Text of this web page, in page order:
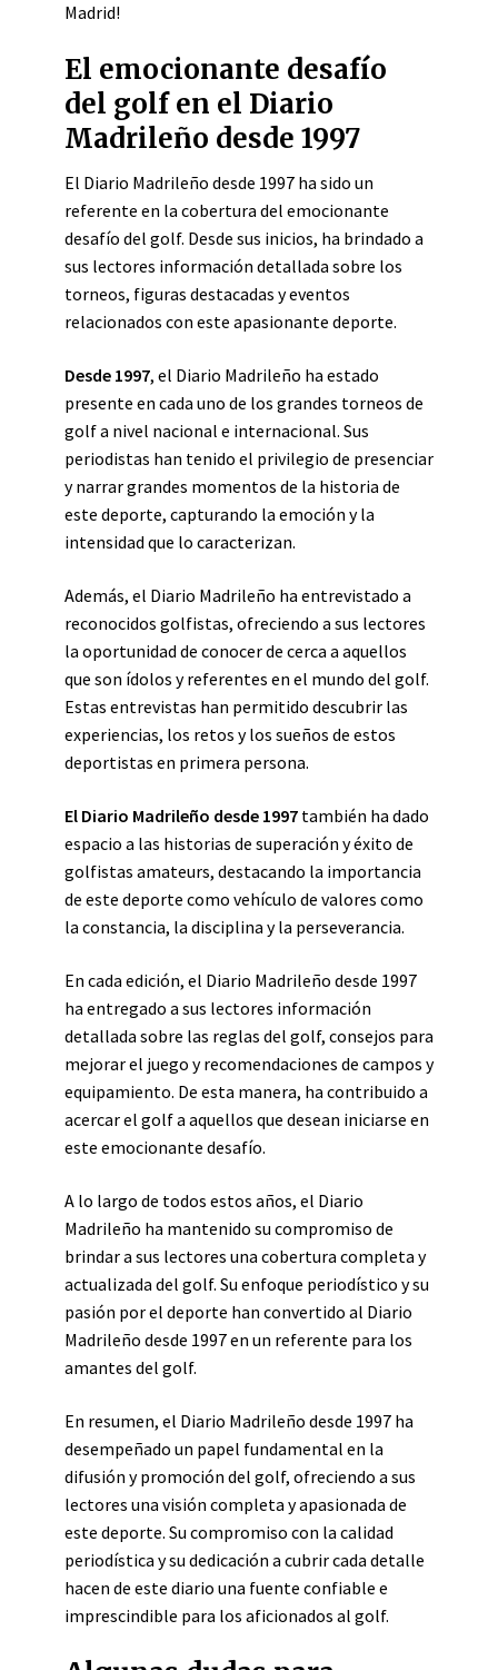
Madrid!
El emocionante desafío
del golf en el Diario
Madrileño desde 1997
El Diario Madrileño desde 1997 ha sido un
referente en la cobertura del emocionante
desafío del golf. Desde sus inicios, ha brindado a
sus lectores información detallada sobre los
torneos, figuras destacadas y eventos
relacionados con este apasionante deporte.
Desde 1997, el Diario Madrileño ha estado
presente en cada uno de los grandes torneos de
golf a nivel nacional e internacional. Sus
periodistas han tenido el privilegio de presenciar
y narrar grandes momentos de la historia de
este deporte, capturando la emoción y la
intensidad que lo caracterizan.
Además, el Diario Madrileño ha entrevistado a
reconocidos golfistas, ofreciendo a sus lectores
la oportunidad de conocer de cerca a aquellos
que son ídolos y referentes en el mundo del golf.
Estas entrevistas han permitido descubrir las
experiencias, los retos y los sueños de estos
deportistas en primera persona.
El Diario Madrileño desde 1997 también ha dado
espacio a las historias de superación y éxito de
golfistas amateurs, destacando la importancia
de este deporte como vehículo de valores como
la constancia, la disciplina y la perseverancia.
En cada edición, el Diario Madrileño desde 1997
ha entregado a sus lectores información
detallada sobre las reglas del golf, consejos para
mejorar el juego y recomendaciones de campos y
equipamiento. De esta manera, ha contribuido a
acercar el golf a aquellos que desean iniciarse en
este emocionante desafío.
A lo largo de todos estos años, el Diario
Madrileño ha mantenido su compromiso de
brindar a sus lectores una cobertura completa y
actualizada del golf. Su enfoque periodístico y su
pasión por el deporte han convertido al Diario
Madrileño desde 1997 en un referente para los
amantes del golf.
En resumen, el Diario Madrileño desde 1997 ha
desempeñado un papel fundamental en la
difusión y promoción del golf, ofreciendo a sus
lectores una visión completa y apasionada de
este deporte. Su compromiso con la calidad
periodística y su dedicación a cubrir cada detalle
hacen de este diario una fuente confiable e
imprescindible para los aficionados al golf.